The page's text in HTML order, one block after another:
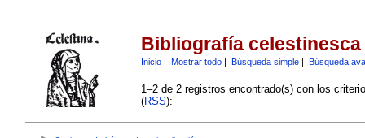
Bibliografía celestinesca
Inicio| Mostrar todo| Búsqueda simple| Búsqueda
1–2 de 2 registros encontrado(s) con los
(RSS):